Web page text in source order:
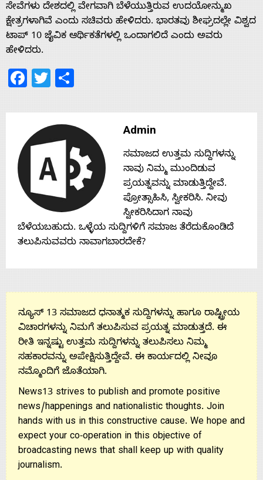
About
Us
With
Contact
Us
ಸೇವೆಗಳು ದೇಶದಲ್ಲಿ ವೇಗವಾಗಿ ಬೆಳೆಯುತ್ತಿರುವ ಉದಯೋನ್ಮುಖ
ಕ್ಷೇತ್ರಗಳಾಗಿವೆ ಎಂದು ಸಚಿವರು ಹೇಳಿದರು. ಭಾರತವು ಶೀಘ್ರದಲ್ಲೇ ವಿಶ್ವದ
ಟಾಪ್ 10 ಜೈವಿಕ ಆರ್ಥಿಕತೆಗಳಲ್ಲಿ ಒಂದಾಗಲಿದೆ ಎಂದು ಅವರು
ಹೇಳಿದರು.
Facebook
Twitter
Admin
ಸಮಾಜದ ಉತ್ತಮ ಸುದ್ದಿಗಳನ್ನು
ನಾವು ನಿಮ್ಮ ಮುಂದಿಡುವ
ಪ್ರಯತ್ನವನ್ನು ಮಾಡುತ್ತಿದ್ದೇವೆ.
ಪ್ರೋತ್ಸಾಹಿಸಿ, ಸ್ವೀಕರಿಸಿ. ನೀವು
ಸ್ವೀಕರಿಸಿದಾಗ ನಾವು
ಬೆಳೆಯಬಹುದು. ಒಳ್ಳೆಯ ಸುದ್ದಿಗಳಿಗೆ ಸಮಾಜ ತೆರೆದುಕೊಂಡಿದೆ
ತಲುಪಿಸುವವರು ನಾವಾಗಬಾರದೇಕೆ?
ನ್ಯೂಸ್ 13 ಸಮಾಜದ ಧನಾತ್ಮಕ ಸುದ್ದಿಗಳನ್ನು ಹಾಗೂ ರಾಷ್ಟ್ರೀಯ
ವಿಚಾರಗಳನ್ನು ನಿಮಗೆ ತಲುಪಿಸುವ ಪ್ರಯತ್ನ ಮಾಡುತ್ತದೆ. ಈ
ರೀತಿ ಇನ್ನಷ್ಟು ಉತ್ತಮ ಸುದ್ದಿಗಳನ್ನು ತಲುಪಿಸಲು ನಿಮ್ಮ
ಸಹಕಾರವನ್ನು ಅಪೇಕ್ಷಿಸುತ್ತಿದ್ದೇವೆ. ಈ ಕಾರ್ಯದಲ್ಲಿ ನೀವೂ
ನಮ್ಮೊಂದಿಗೆ ಜೊತೆಯಾಗಿ.
News13 strives to publish and promote positive
news/happenings and nationalistic thoughts. Join
hands with us in this constructive cause. We hope and
expect your co-operation in this objective of
broadcasting news that shall keep up with quality
journalism.